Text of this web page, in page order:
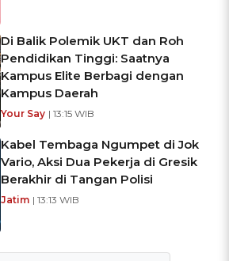
Di Balik Polemik UKT dan Roh
Pendidikan Tinggi: Saatnya
Kampus Elite Berbagi dengan
Kampus Daerah
Your Say | 13:15 WIB
Kabel Tembaga Ngumpet di Jok
Vario, Aksi Dua Pekerja di Gresik
Berakhir di Tangan Polisi
Jatim | 13:13 WIB